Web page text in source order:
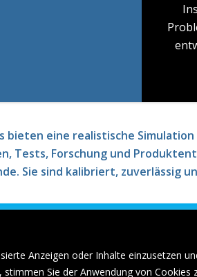
Anzeigen oder Inhalte einzusetzen
Sie der Anwendung von Cookies
eine realistische
Tests, Forschung und
Sie sind kalibriert, zuverlässig
Angebot